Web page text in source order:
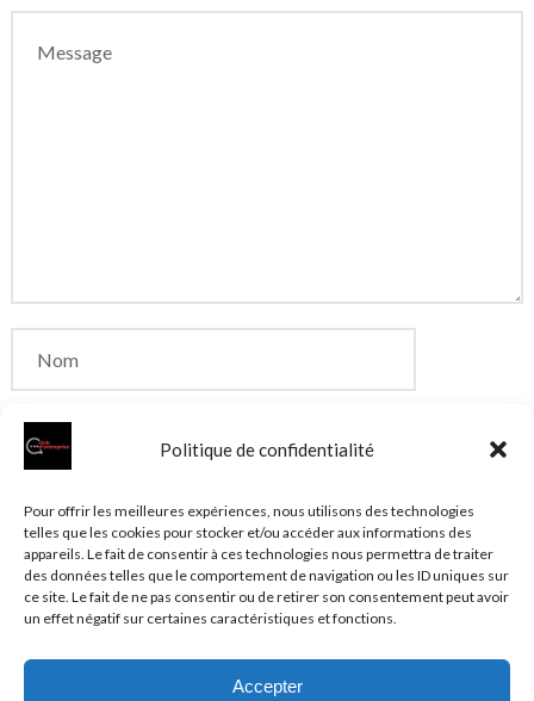
Politique de confidentialité
Pour offrir les meilleures expériences, nous utilisons des technologies
telles que les cookies pour stocker et/ou accéder aux informations des
appareils. Le fait de consentir à ces technologies nous permettra de traiter
des données telles que le comportement de navigation ou les ID uniques sur
ce site. Le fait de ne pas consentir ou de retirer son consentement peut avoir
un effet négatif sur certaines caractéristiques et fonctions.
Accepter
Enregistrer mon nom, mon e-mail et mon site dans
le navigateur pour mon prochain commentaire.